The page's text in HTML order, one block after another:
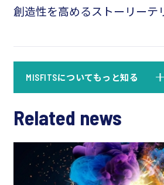
創造性を高めるストーリーテ
MISFITSについてもっと知る
Related news